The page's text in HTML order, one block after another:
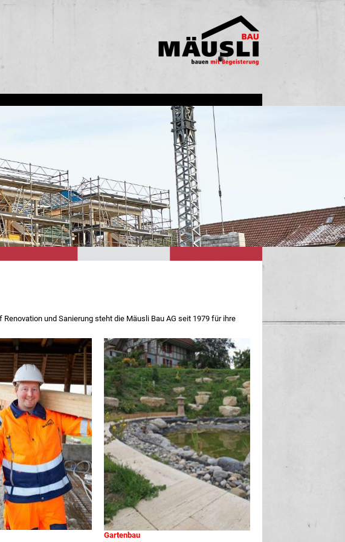
und Sanierung steht die Mäusli Bau AG seit 1979 für ihre
Gartenbau